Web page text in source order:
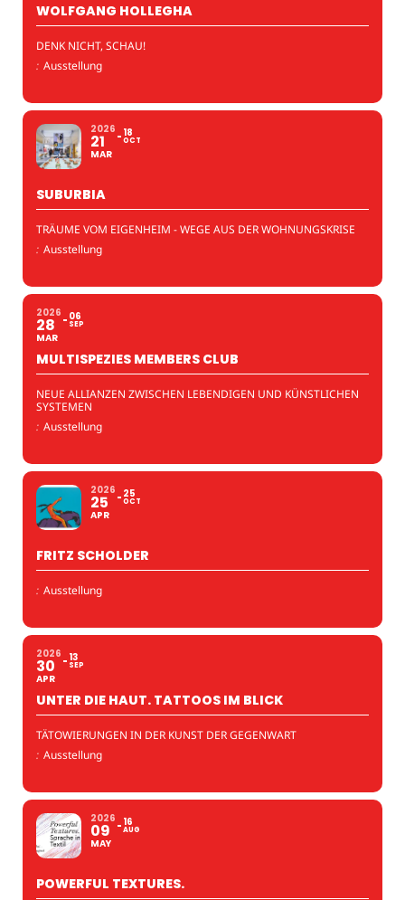
WOLFGANG HOLLEGHA
DENK NICHT, SCHAU!
: Ausstellung
2026
21
MAR
18
OCT
SUBURBIA
TRÄUME VOM EIGENHEIM - WEGE AUS DER WOHNUNGSKRISE
: Ausstellung
2026
28
MAR
06
SEP
MULTISPEZIES MEMBERS CLUB
NEUE ALLIANZEN ZWISCHEN LEBENDIGEN UND KÜNSTLICHEN
SYSTEMEN
: Ausstellung
2026
25
APR
25
OCT
FRITZ SCHOLDER
: Ausstellung
2026
30
APR
13
SEP
UNTER DIE HAUT. TATTOOS IM BLICK
TÄTOWIERUNGEN IN DER KUNST DER GEGENWART
: Ausstellung
2026
09
MAY
16
AUG
POWERFUL TEXTURES.